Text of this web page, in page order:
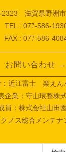
2323 滋賀県野洲
TEL : 077-586-
FAX : 077-586-
お問い合わせ →
：近江富士 楽えん
企業：守山環整株
員：株式会社山田
ノス総合メンテナ